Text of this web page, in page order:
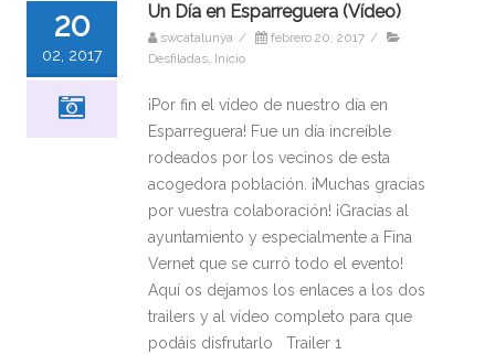
20
02, 2017
Un Día en Esparreguera (Vídeo)
swcatalunya / febrero 20, 2017 /
Desfiladas, Inicio
¡Por fin el vídeo de nuestro día en
Esparreguera! Fue un día increíble
rodeados por los vecinos de esta
acogedora población. ¡Muchas gracias
por vuestra colaboración! ¡Gracias al
ayuntamiento y especialmente a Fina
Vernet que se curró todo el evento!
Aquí os dejamos los enlaces a los dos
trailers y al vídeo completo para que
podáis disfrutarlo Trailer 1